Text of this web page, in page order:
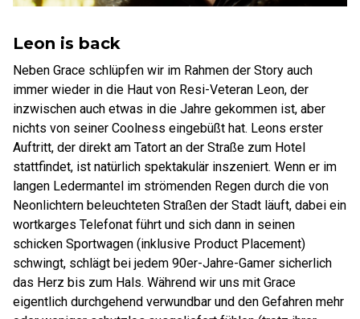
Leon is back
Neben Grace schlüpfen wir im Rahmen der Story auch
immer wieder in die Haut von Resi-Veteran Leon, der
inzwischen auch etwas in die Jahre gekommen ist, aber
nichts von seiner Coolness eingebüßt hat. Leons erster
Auftritt, der direkt am Tatort an der Straße zum Hotel
stattfindet, ist natürlich spektakulär inszeniert. Wenn er im
langen Ledermantel im strömenden Regen durch die von
Neonlichtern beleuchteten Straßen der Stadt läuft, dabei ein
wortkarges Telefonat führt und sich dann in seinen
schicken Sportwagen (inklusive Product Placement)
schwingt, schlägt bei jedem 90er-Jahre-Gamer sicherlich
das Herz bis zum Hals. Während wir uns mit Grace
eigentlich durchgehend verwundbar und den Gefahren mehr